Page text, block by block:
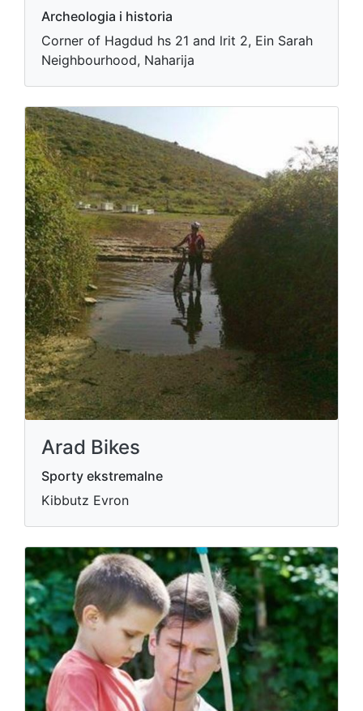
Archeologia i historia
Corner of Hagdud hs 21 and lrit 2, Ein Sarah
Neighbourhood, Naharija
Arad Bikes
Sporty ekstremalne
Kibbutz Evron